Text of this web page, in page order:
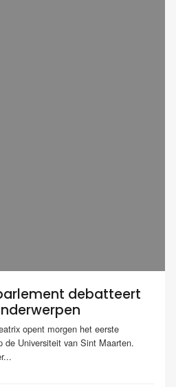
debatteert
opent morgen het eerste
de Universiteit van Sint Maarten.